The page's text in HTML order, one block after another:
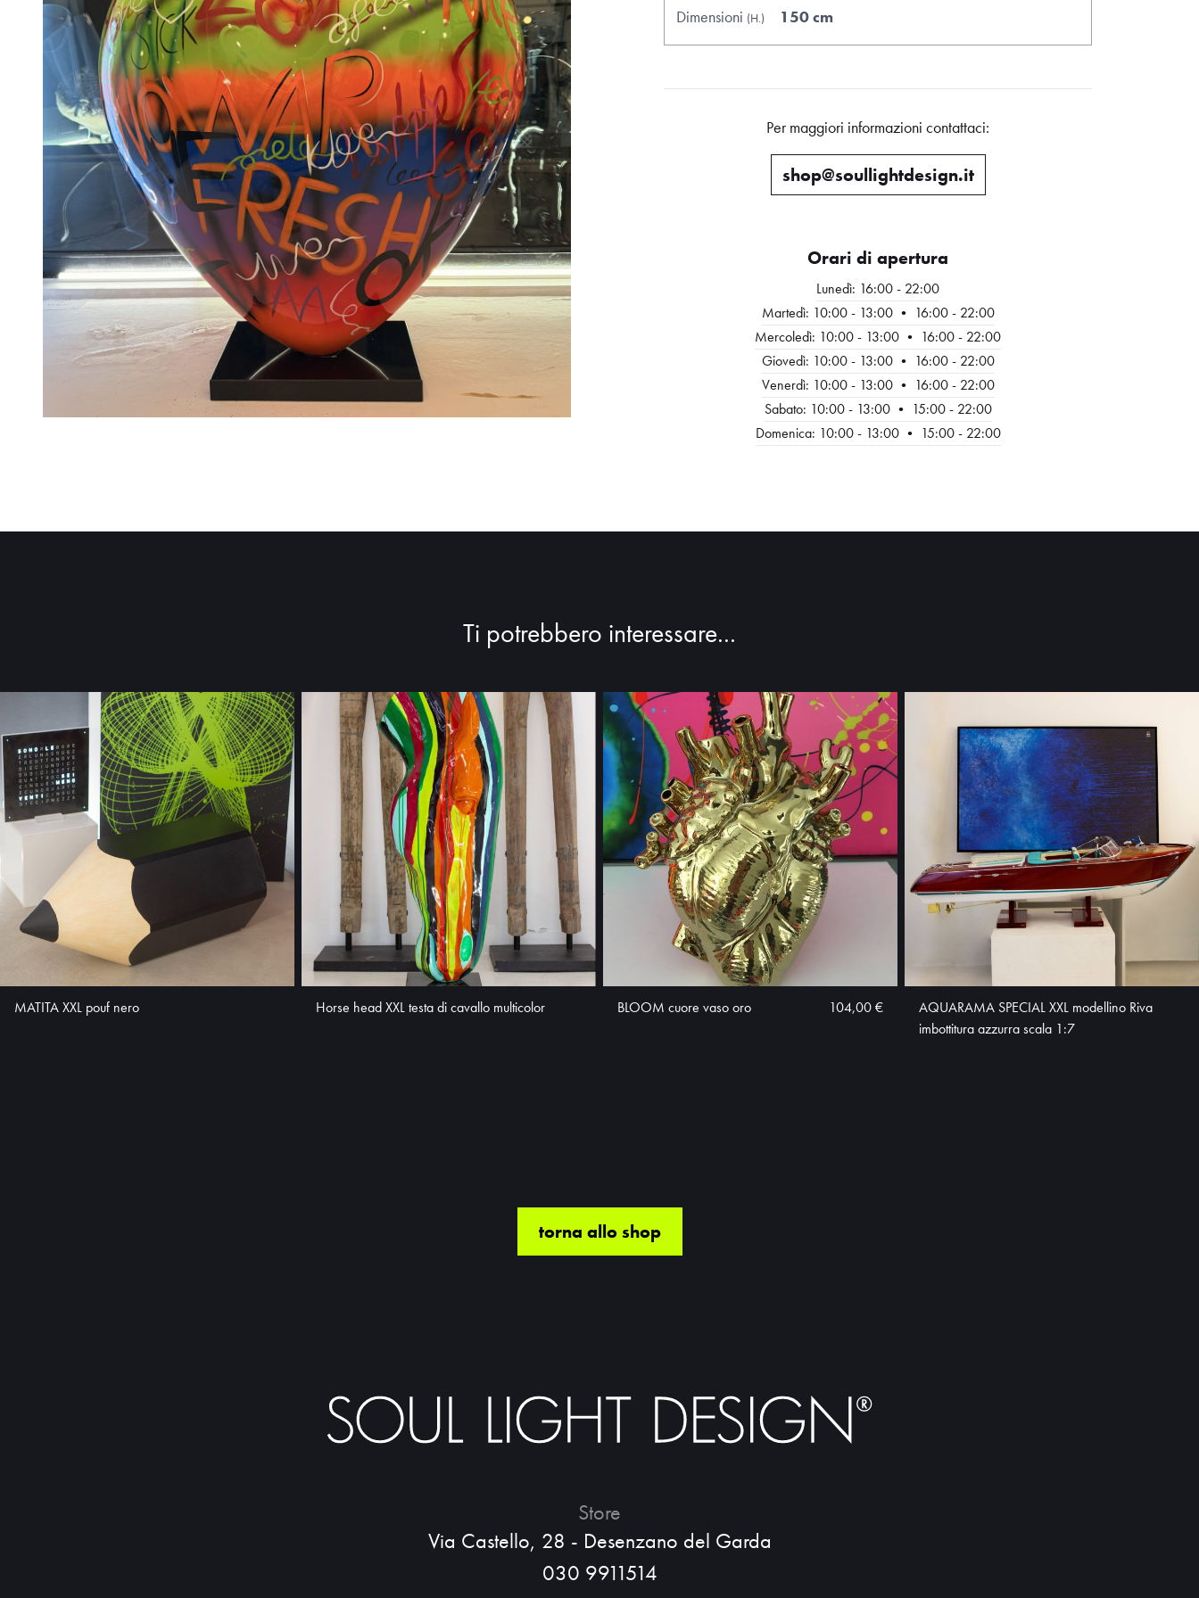
Dimensioni (H.) 150 cm
Per maggiori informazioni contattaci:
shop@soullightdesign.it
Orari di apertura
Lunedì: 16:00 - 22:00
Martedì: 10:00 - 13:00 • 16:00 - 22:00
Mercoledì: 10:00 - 13:00 • 16:00 - 22:00
Giovedì: 10:00 - 13:00 • 16:00 - 22:00
Venerdì: 10:00 - 13:00 • 16:00 - 22:00
Sabato: 10:00 - 13:00 • 15:00 - 22:00
Domenica: 10:00 - 13:00 • 15:00 - 22:00
Ti potrebbero interessare...
MATITA XXL pouf nero Horse head XXL testa di cavallo multicolor BLOOM cuore vaso oro 104,00 €
AQUARAMA SPECIAL XXL modellino Riva
imbottitura azzurra scala 1:7
torna allo shop
Store
Via Castello, 28 - Desenzano del Garda
030 9911514